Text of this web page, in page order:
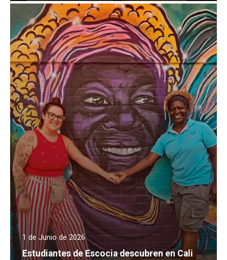
1 de Junio de 2026
Estudiantes de Escocia descubren en Cali